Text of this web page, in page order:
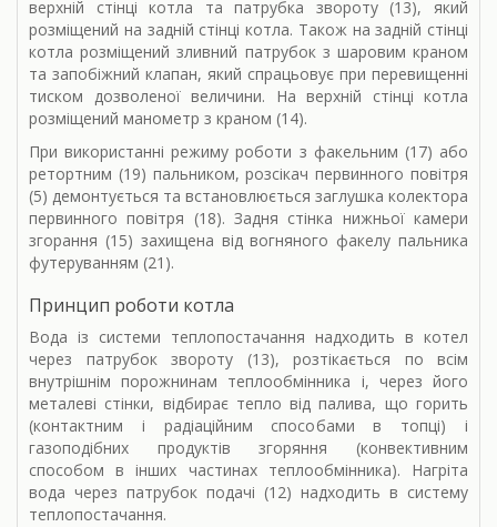
верхній стінці котла та патрубка звороту (13), який
розміщений на задній стінці котла. Також на задній стінці
котла розміщений зливний патрубок з шаровим краном
та запобіжний клапан, який спрацьовує при перевищенні
тиском дозволеної величини. На верхній стінці котла
розміщений манометр з краном (14).
При використанні режиму роботи з факельним (17) або
ретортним (19) пальником, розсікач первинного повітря
(5) демонтується та встановлюється заглушка колектора
первинного повітря (18). Задня стінка нижньої камери
згорання (15) захищена від вогняного факелу пальника
футеруванням (21).
Принцип роботи котла
Вода із системи теплопостачання надходить в котел
через патрубок звороту (13), розтікається по всім
внутрішнім порожнинам теплообмінника і, через його
металеві стінки, відбирає тепло від палива, що горить
(контактним і радіаційним способами в топці) і
газоподібних продуктів згоряння (конвективним
способом в інших частинах теплообмінника). Нагріта
вода через патрубок подачі (12) надходить в систему
теплопостачання.